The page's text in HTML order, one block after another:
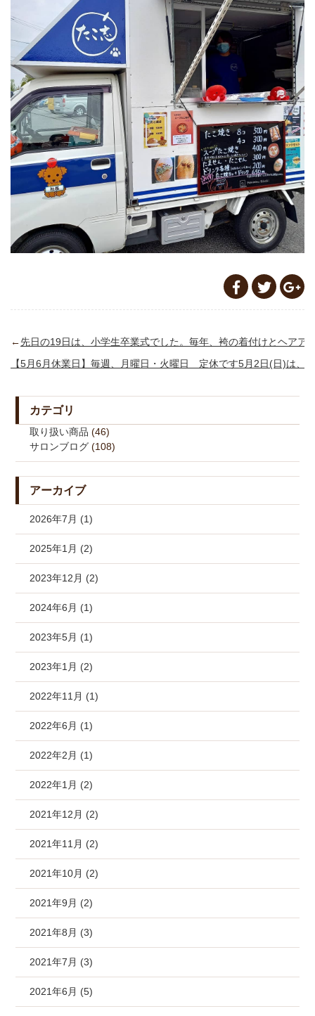
←先日の19日は、小学生卒業式でした。毎年、袴の着付けとヘア
【5月6月休業日】毎週、月曜日・火曜日 定休です5月2日(日)は、
カテゴリ
取り扱い商品 (46)
サロンブログ (108)
アーカイブ
2026年7月 (1)
2025年1月 (2)
2023年12月 (2)
2024年6月 (1)
2023年5月 (1)
2023年1月 (2)
2022年11月 (1)
2022年6月 (1)
2022年2月 (1)
2022年1月 (2)
2021年12月 (2)
2021年11月 (2)
2021年10月 (2)
2021年9月 (2)
2021年8月 (3)
2021年7月 (3)
2021年6月 (5)